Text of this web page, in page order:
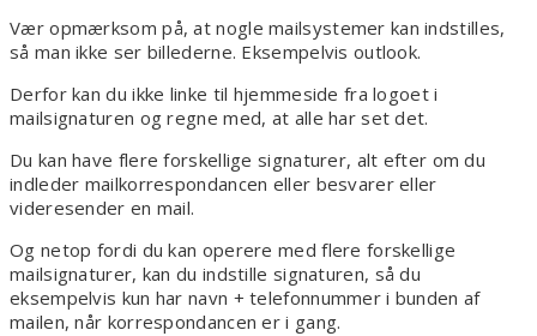
Vær opmærksom på, at nogle mailsystemer kan indstilles,
så man ikke ser billederne. Eksempelvis outlook.
Derfor kan du ikke linke til hjemmeside fra logoet i
mailsignaturen og regne med, at alle har set det.
Du kan have flere forskellige signaturer, alt efter om du
indleder mailkorrespondancen eller besvarer eller
videresender en mail.
Og netop fordi du kan operere med flere forskellige
mailsignaturer, kan du indstille signaturen, så du
eksempelvis kun har navn + telefonnummer i bunden af
mailen, når korrespondancen er i gang.